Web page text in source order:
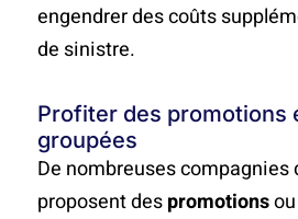
engendrer des coûts
de sinistre.
Profiter des promotions
groupées
De nombreuses compagnies
proposent despromotions